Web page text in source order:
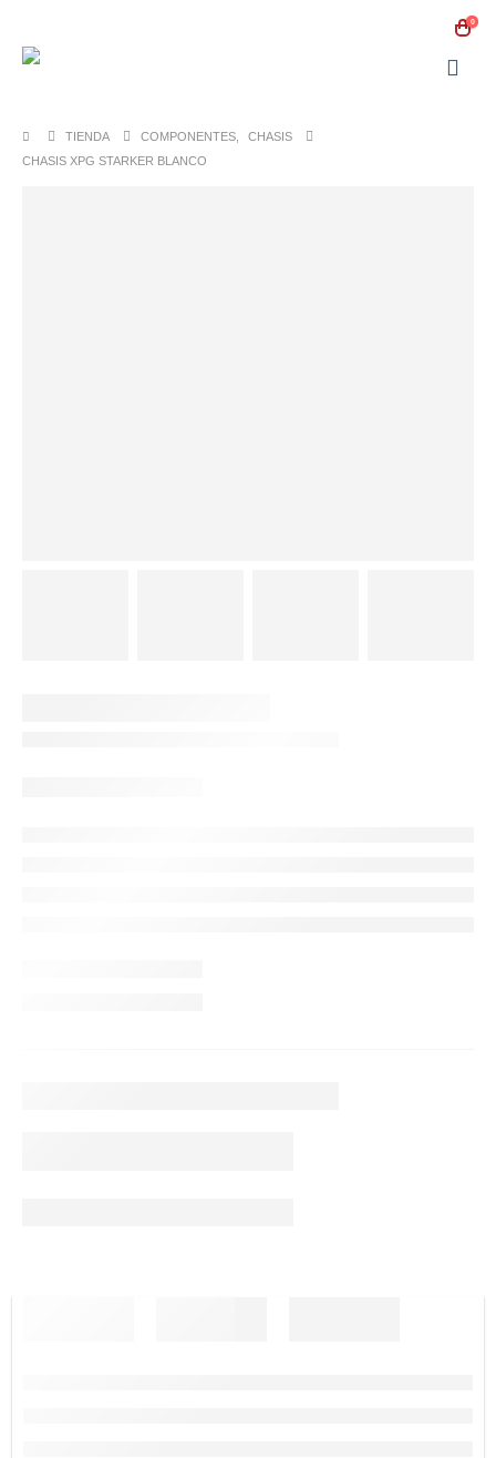
0
TIENDA COMPONENTES
CHASIS
CHASIS XPG STARKER BLANCO